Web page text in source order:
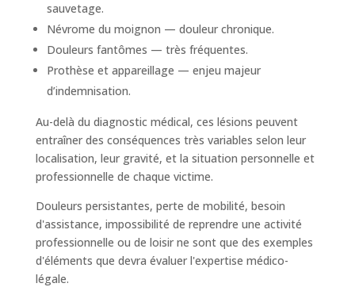
sauvetage.
Névrome du moignon — douleur chronique.
Douleurs fantômes — très fréquentes.
Prothèse et appareillage — enjeu majeur
d’indemnisation.
Au-delà du diagnostic médical, ces lésions peuvent
entraîner des conséquences très variables selon leur
localisation, leur gravité, et la situation personnelle et
professionnelle de chaque victime.
Douleurs persistantes, perte de mobilité, besoin
d'assistance, impossibilité de reprendre une activité
professionnelle ou de loisir ne sont que des exemples
d'éléments que devra évaluer l'expertise médico-
légale.